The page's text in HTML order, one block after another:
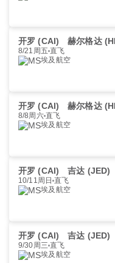
开罗 (CAI) 赫尔格达
8/21周五 直飞
埃及航空
开罗 (CAI) 赫尔格达
8/8周六 直飞
埃及航空
开罗 (CAI) 吉达 (JED)
10/11周日 直飞
埃及航空
开罗 (CAI) 吉达 (JED)
9/30周三 直飞
埃及航空